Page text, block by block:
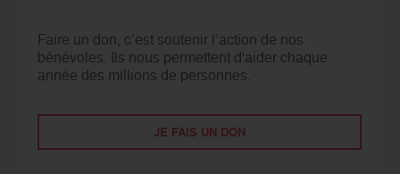
Faire un don, c’est soutenir l’action de nos
bénévoles. Ils nous permettent d'aider chaque
année des millions de personnes.
JE FAIS UN DON